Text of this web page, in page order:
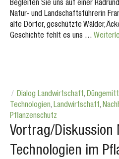
Begleiten Sie uns auf einer
Natur- und Landschaftsführerin
alte Dörfer, geschützte Wälder,
Geschichte fehlt es uns …
Dialog Landwirtschaft,
Technologien, Landwirtschaft,
Pflanzenschutz
Vortrag/Diskussion
Technologien im